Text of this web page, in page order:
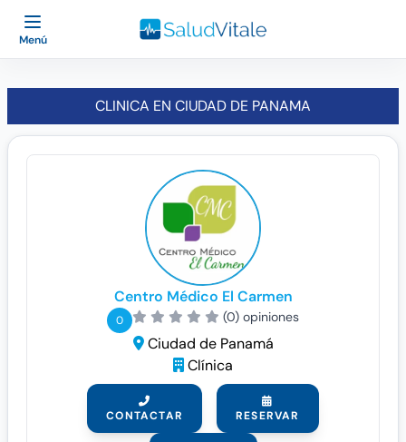
Menú
CLINICA EN CIUDAD DE PANAMA
Centro Médico El Carmen
0 (0) opiniones
Ciudad de Panamá
Clínica
CONTACTAR RESERVAR